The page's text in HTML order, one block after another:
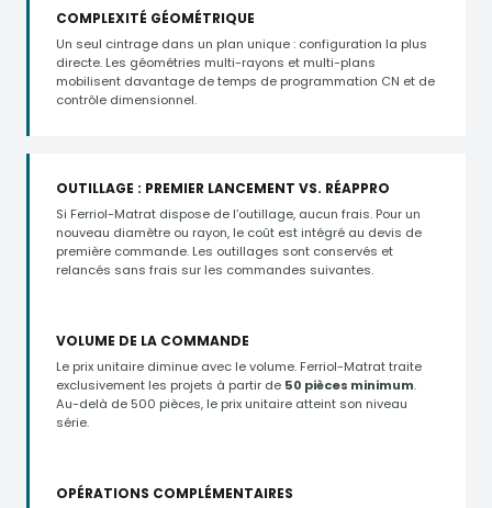
COMPLEXITÉ GÉOMÉTRIQUE
Un seul cintrage dans un plan unique : configuration la plus
directe. Les géométries multi-rayons et multi-plans
mobilisent davantage de temps de programmation CN et de
contrôle dimensionnel.
OUTILLAGE : PREMIER LANCEMENT VS. RÉAPPRO
Si Ferriol-Matrat dispose de l’outillage, aucun frais. Pour un
nouveau diamètre ou rayon, le coût est intégré au devis de
première commande. Les outillages sont conservés et
relancés sans frais sur les commandes suivantes.
VOLUME DE LA COMMANDE
Le prix unitaire diminue avec le volume. Ferriol-Matrat traite
exclusivement les projets à partir de 50 pièces minimum.
Au-delà de 500 pièces, le prix unitaire atteint son niveau
série.
OPÉRATIONS COMPLÉMENTAIRES